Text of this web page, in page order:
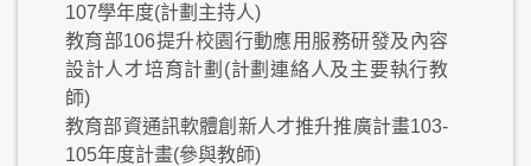
107學年度(計劃主持人)
教育部106提升校園行動應用服務研發及內容
設計人才培育計劃(計劃連絡人及主要執行教
師)
教育部資通訊軟體創新人才推升推廣計畫103-
105年度計畫(參與教師)